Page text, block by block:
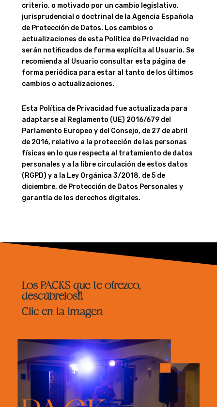
criterio, o motivado por un cambio legislativo,
jurisprudencial o doctrinal de la Agencia Española
de Protección de Datos. Los cambios o
actualizaciones de esta Política de Privacidad no
serán notificados de forma explícita al Usuario. Se
recomienda al Usuario consultar esta página de
forma periódica para estar al tanto de los últimos
cambios o actualizaciones.
Esta Política de Privacidad fue actualizada para
adaptarse al Reglamento (UE) 2016/679 del
Parlamento Europeo y del Consejo, de 27 de abril
de 2016, relativo a la protección de las personas
físicas en lo que respecta al tratamiento de datos
personales y a la libre circulación de estos datos
(RGPD) y a la Ley Orgánica 3/2018, de 5 de
diciembre, de Protección de Datos Personales y
garantía de los derechos digitales.
Los PACKS que te ofrezco,
descúbrelos!!!.
Clic en la imagen